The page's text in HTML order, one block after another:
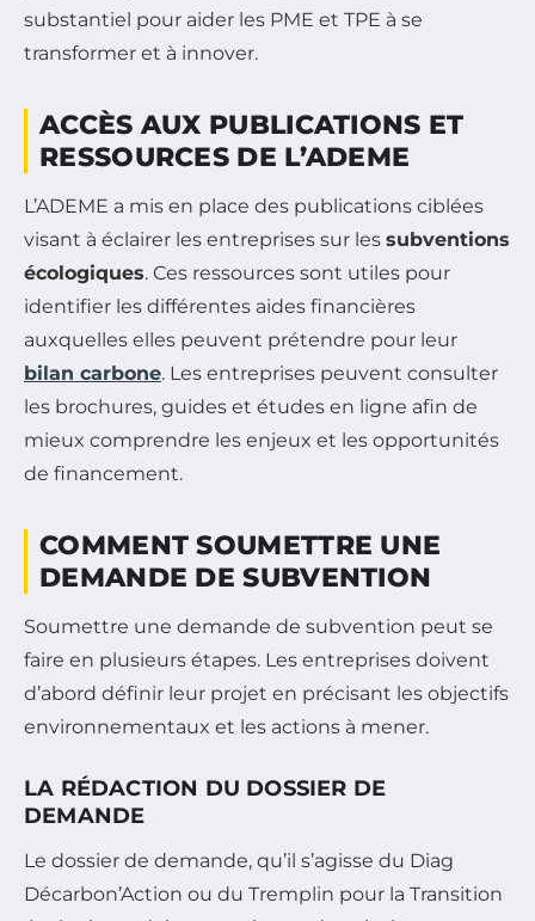
substantiel pour aider les PME et TPE à se
transformer et à innover.
ACCÈS AUX PUBLICATIONS ET
RESSOURCES DE L’ADEME
L’ADEME a mis en place des publications ciblées
visant à éclairer les entreprises sur les subventions
écologiques. Ces ressources sont utiles pour
identifier les différentes aides financières
auxquelles elles peuvent prétendre pour leur
bilan carbone. Les entreprises peuvent consulter
les brochures, guides et études en ligne afin de
mieux comprendre les enjeux et les opportunités
de financement.
COMMENT SOUMETTRE UNE
DEMANDE DE SUBVENTION
Soumettre une demande de subvention peut se
faire en plusieurs étapes. Les entreprises doivent
d’abord définir leur projet en précisant les objectifs
environnementaux et les actions à mener.
LA RÉDACTION DU DOSSIER DE
DEMANDE
Le dossier de demande, qu’il s’agisse du Diag
Décarbon’Action ou du Tremplin pour la Transition